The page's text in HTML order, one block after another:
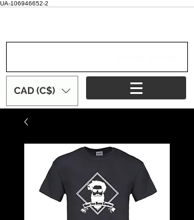
UA-106946652-2
CAD (C$)